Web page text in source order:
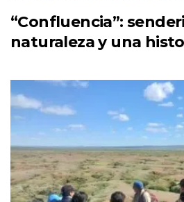
“Confluencia”:
naturaleza y una